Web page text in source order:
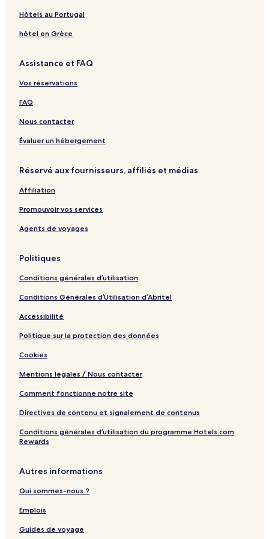
t
h
o
e
s
e
t
n
s
-
C
a
p
t
g
o
r
e
m
p
g
o
r
a
d
a
F
r
m
e
D
h
e
Hôtels au Portugal
hôtel en Grèce
Assistance et FAQ
Vos réservations
FAQ
Nous contacter
Évaluer un hébergement
Réservé aux fournisseurs, affiliés et médias
Affiliation
Promouvoir vos services
Agents de voyages
Politiques
Conditions générales d’utilisation
Conditions Générales d’Utilisation d’Abritel
Accessibilité
Politique sur la protection des données
Cookies
Mentions légales / Nous contacter
Comment fonctionne notre site
Directives de contenu et signalement de contenus
Conditions générales d’utilisation du programme Hotels.com
Rewards
Autres informations
Qui sommes-nous ?
Emplois
Guides de voyage